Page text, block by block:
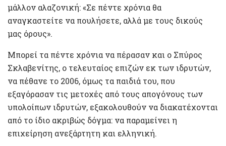
μάλλον αλαζονική: «Σε πέντε χρόνια θα
αναγκαστείτε να πουλήσετε, αλλά με τους δικούς
μας όρους».
Μπορεί τα πέντε χρόνια να πέρασαν και ο Σπύρος
Σκλαβενίτης, ο τελευταίος επιζών εκ των ιδρυτών,
να πέθανε το 2006, όμως τα παιδιά του, που
εξαγόρασαν τις μετοχές από τους απογόνους των
υπολοίπων ιδρυτών, εξακολουθούν να διακατέχονται
από το ίδιο ακριβώς δόγμα: να παραμείνει η
επιχείρηση ανεξάρτητη και ελληνική.